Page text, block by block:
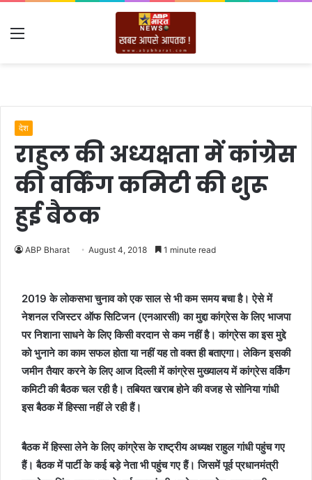
Menu
देश
राहुल की अध्यक्षता में कांग्रेस
की वर्किंग कमिटी की शुरू
हुई बैठक
ABP Bharat August 4, 2018 1 minute read
2019 के लोकसभा चुनाव को एक साल से भी कम समय बचा है। ऐसे में
नेशनल रजिस्टर ऑफ सिटिजन (एनआरसी) का मुद्दा कांग्रेस के लिए भाजपा
पर निशाना साधने के लिए किसी वरदान से कम नहीं है। कांग्रेस का इस मुद्दे
को भुनाने का काम सफल होता या नहीं यह तो वक्त ही बताएगा। लेकिन इसकी
जमीन तैयार करने के लिए आज दिल्ली में कांग्रेस मुख्यालय में कांग्रेस वर्किंग
कमिटी की बैठक चल रही है। तबियत खराब होने की वजह से सोनिया गांधी
इस बैठक में हिस्सा नहीं ले रही हैं।
बैठक में हिस्सा लेने के लिए कांग्रेस के राष्ट्रीय अध्यक्ष राहुल गांधी पहुंच गए
हैं। बैठक में पार्टी के कई बड़े नेता भी पहुंच गए हैं। जिसमें पूर्व प्रधानमंत्री